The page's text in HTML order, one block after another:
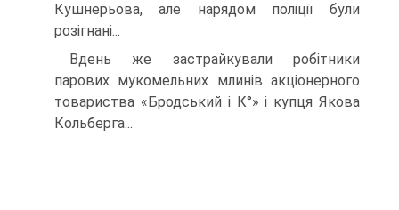
Кушнерьова, але нарядом поліції були
розігнані...
Вдень же застрайкували робітники
парових мукомельних млинів акціонерного
товариства «Бродський і К°» і купця Якова
Кольберга...